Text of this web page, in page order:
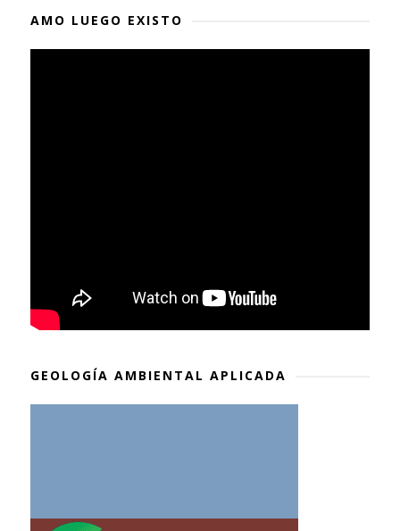
AMO LUEGO EXISTO
GEOLOGÍA AMBIENTAL APLICADA